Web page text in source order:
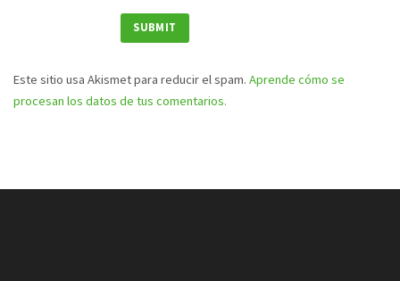
Este sitio usa Akismet para reducir el spam. Aprende cómo se
procesan los datos de tus comentarios.